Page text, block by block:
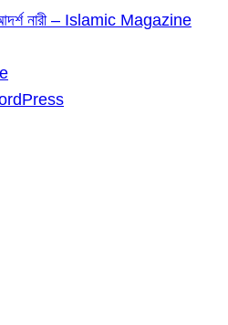
নারী – Islamic Magazine